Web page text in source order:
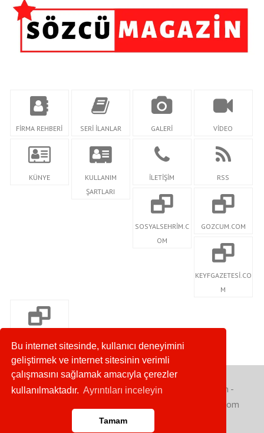
Bu internet sitesinde, kullanıcı deneyimini
geliştirmek ve internet sitesinin verimli
çalışmasını sağlamak amacıyla çerezler
kullanılmaktadır. Ayrıntıları inceleyin
Tamam
FİRMA REHBERİ SERİ İLANLAR GALERİ VİDEO
KÜNYE
KULLANIM
ŞARTLARI
İLETİŞİM RSS
SOSYALSEHRİM.C
OM
GOZCUM.COM
KEYFGAZETESİ.CO
M
Copyright © 2020. Her Hakkı Saklıdır. gozcum.com -
sosyalsehrim.com - keyfgazetesi.com - sdmagazin.com
Anasayfa
RSS